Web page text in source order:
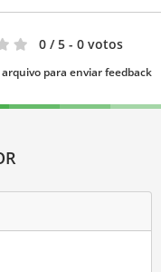
0 / 5 - 0 votos
para enviar feedback